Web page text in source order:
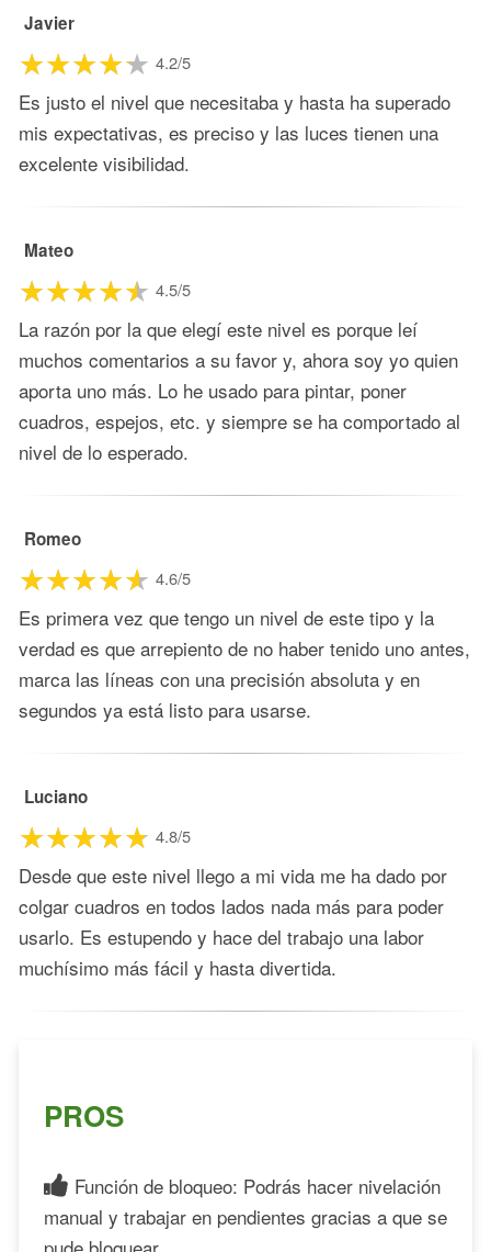
Javier
4.2/5
Es justo el nivel que necesitaba y hasta ha superado
mis expectativas, es preciso y las luces tienen una
excelente visibilidad.
Mateo
4.5/5
La razón por la que elegí este nivel es porque leí
muchos comentarios a su favor y, ahora soy yo quien
aporta uno más. Lo he usado para pintar, poner
cuadros, espejos, etc. y siempre se ha comportado al
nivel de lo esperado.
Romeo
4.6/5
Es primera vez que tengo un nivel de este tipo y la
verdad es que arrepiento de no haber tenido uno antes,
marca las líneas con una precisión absoluta y en
segundos ya está listo para usarse.
Luciano
4.8/5
Desde que este nivel llego a mi vida me ha dado por
colgar cuadros en todos lados nada más para poder
usarlo. Es estupendo y hace del trabajo una labor
muchísimo más fácil y hasta divertida.
PROS
Función de bloqueo: Podrás hacer nivelación
manual y trabajar en pendientes gracias a que se